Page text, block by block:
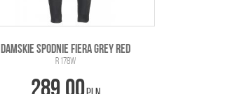
DAMSKIE SPODNIE FIERA GREY RED
R 178W